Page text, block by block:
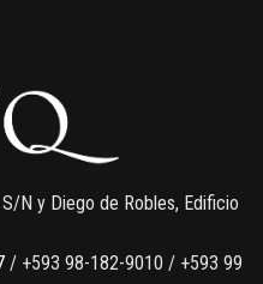
N y Diego de Robles, Edificio
/ +593 98-182-9010 / +593 99